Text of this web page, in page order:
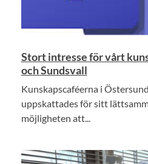
Stort intresse för vårt
och Sundsvall
Kunskapscaféerna i
uppskattades för sitt
möjligheten att...